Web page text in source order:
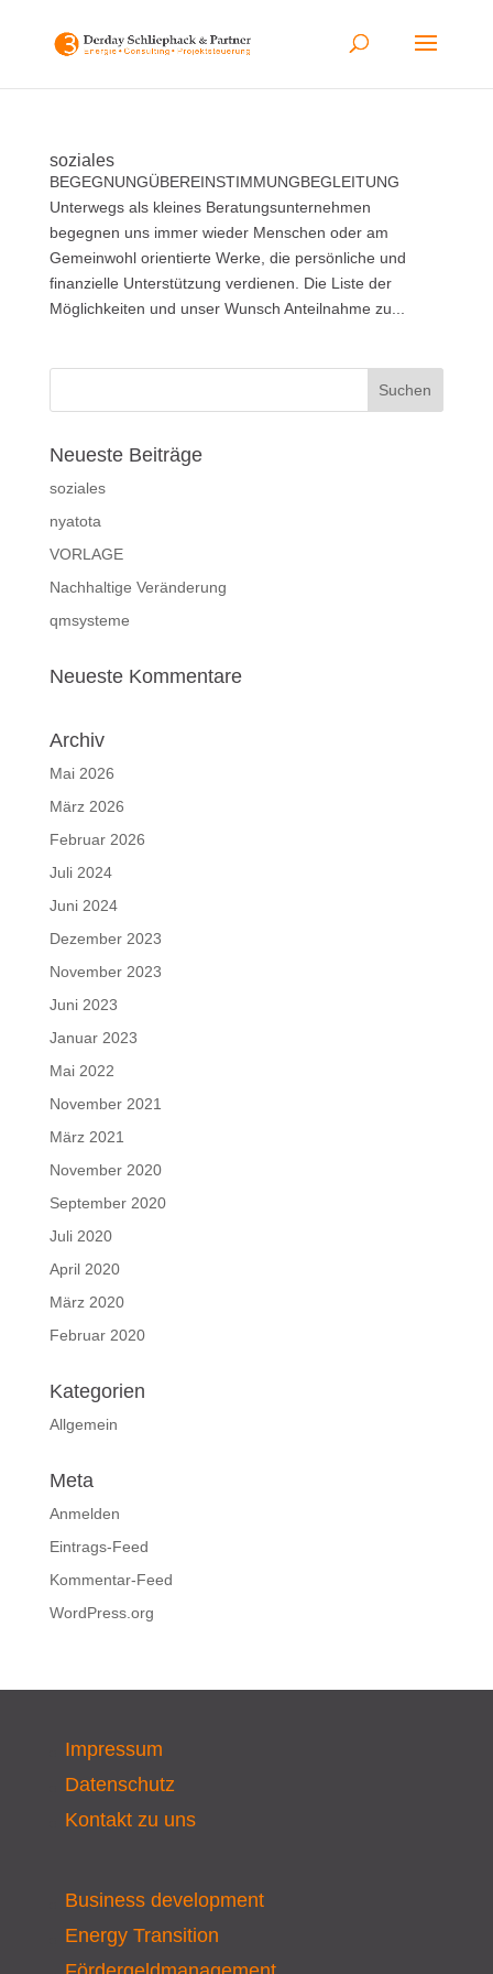
soziales
BEGEGNUNGÜBEREINSTIMMUNGBEGLEITUNG
Unterwegs als kleines Beratungsunternehmen
begegnen uns immer wieder Menschen oder am
Gemeinwohl orientierte Werke, die persönliche und
finanzielle Unterstützung verdienen. Die Liste der
Möglichkeiten und unser Wunsch Anteilnahme zu...
Neueste Beiträge
soziales
nyatota
VORLAGE
Nachhaltige Veränderung
qmsysteme
Neueste Kommentare
Archiv
Mai 2026
März 2026
Februar 2026
Juli 2024
Juni 2024
Dezember 2023
November 2023
Juni 2023
Januar 2023
Mai 2022
November 2021
März 2021
November 2020
September 2020
Juli 2020
April 2020
März 2020
Februar 2020
Kategorien
Allgemein
Meta
Anmelden
Eintrags-Feed
Kommentar-Feed
WordPress.org
Impressum
Datenschutz
Kontakt zu uns
Business development
Energy Transition